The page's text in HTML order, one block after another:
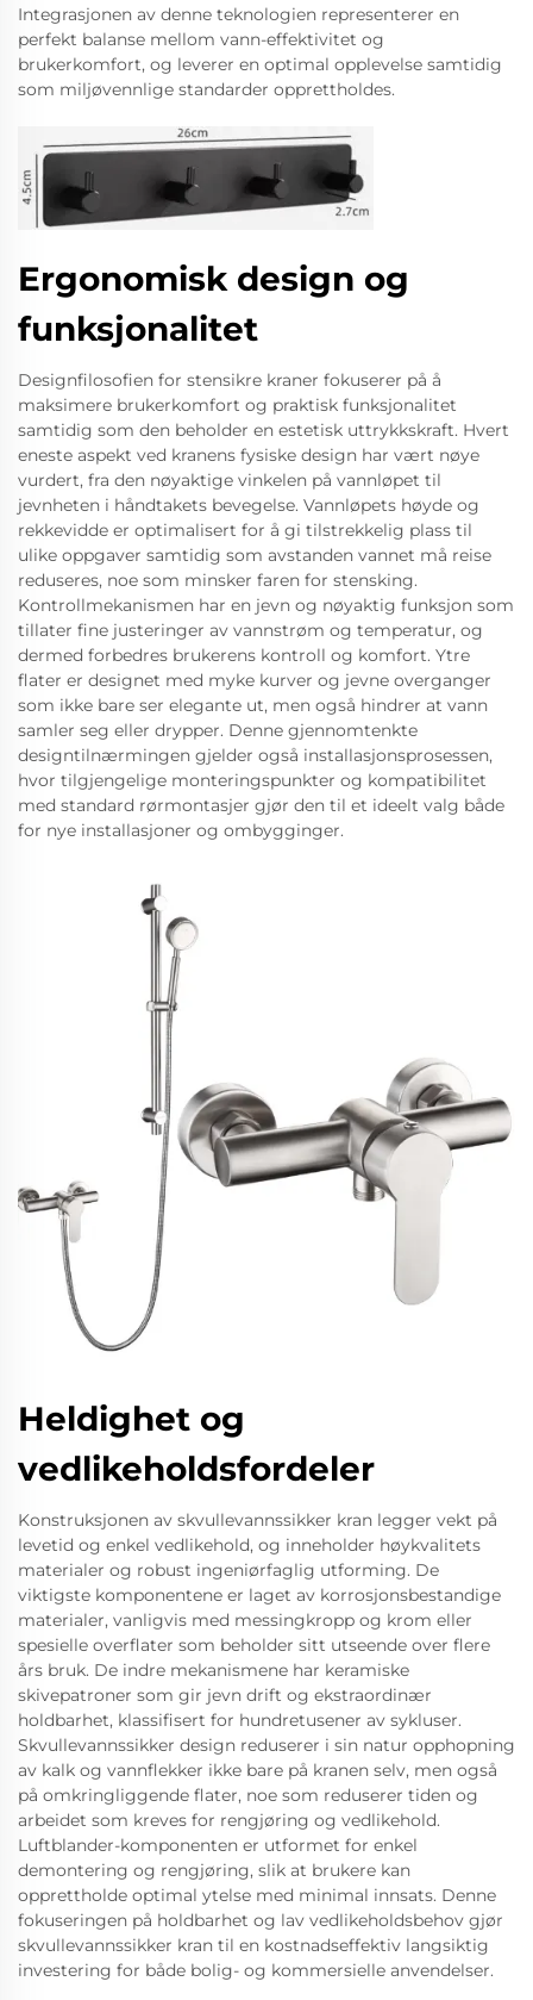
Integrasjonen av denne teknologien representerer en
perfekt balanse mellom vann-effektivitet og
brukerkomfort, og leverer en optimal opplevelse samtidig
som miljøvennlige standarder opprettholdes.
Ergonomisk design og
funksjonalitet
Designfilosofien for stensikre kraner fokuserer på å
maksimere brukerkomfort og praktisk funksjonalitet
samtidig som den beholder en estetisk uttrykkskraft. Hvert
eneste aspekt ved kranens fysiske design har vært nøye
vurdert, fra den nøyaktige vinkelen på vannløpet til
jevnheten i håndtakets bevegelse. Vannløpets høyde og
rekkevidde er optimalisert for å gi tilstrekkelig plass til
ulike oppgaver samtidig som avstanden vannet må reise
reduseres, noe som minsker faren for stensking.
Kontrollmekanismen har en jevn og nøyaktig funksjon som
tillater fine justeringer av vannstrøm og temperatur, og
dermed forbedres brukerens kontroll og komfort. Ytre
flater er designet med myke kurver og jevne overganger
som ikke bare ser elegante ut, men også hindrer at vann
samler seg eller drypper. Denne gjennomtenkte
designtilnærmingen gjelder også installasjonsprosessen,
hvor tilgjengelige monteringspunkter og kompatibilitet
med standard rørmontasjer gjør den til et ideelt valg både
for nye installasjoner og ombygginger.
Heldighet og
vedlikeholdsfordeler
Konstruksjonen av skvullevannssikker kran legger vekt på
levetid og enkel vedlikehold, og inneholder høykvalitets
materialer og robust ingeniørfaglig utforming. De
viktigste komponentene er laget av korrosjonsbestandige
materialer, vanligvis med messingkropp og krom eller
spesielle overflater som beholder sitt utseende over flere
års bruk. De indre mekanismene har keramiske
skivepatroner som gir jevn drift og ekstraordinær
holdbarhet, klassifisert for hundretusener av sykluser.
Skvullevannssikker design reduserer i sin natur opphopning
av kalk og vannflekker ikke bare på kranen selv, men også
på omkringliggende flater, noe som reduserer tiden og
arbeidet som kreves for rengjøring og vedlikehold.
Luftblander-komponenten er utformet for enkel
demontering og rengjøring, slik at brukere kan
opprettholde optimal ytelse med minimal innsats. Denne
fokuseringen på holdbarhet og lav vedlikeholdsbehov gjør
skvullevannssikker kran til en kostnadseffektiv langsiktig
investering for både bolig- og kommersielle anvendelser.